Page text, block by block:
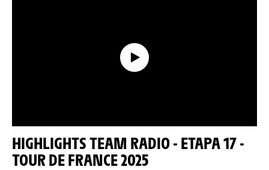
HIGHLIGHTS TEAM RADIO - ETAPA 17 -
TOUR DE FRANCE 2025